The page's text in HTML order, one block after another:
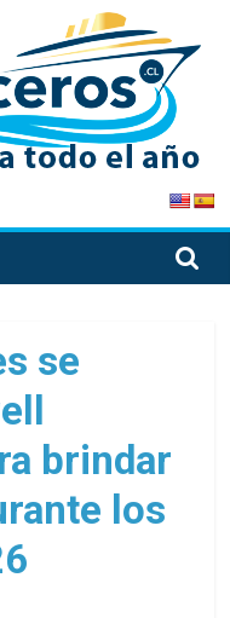
se
brindar
los